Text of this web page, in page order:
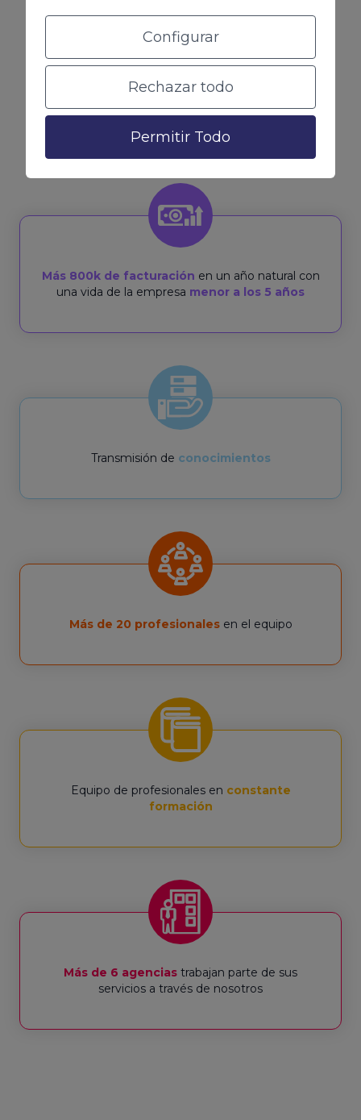
Configurar
Rechazar todo
Permitir Todo
¿Quiénes somos?
En Coco Solution hemos conseguido escalar el
negocio en menos de 5 años hasta más de 800K
de facturación anuales y queremos hacerte
escalar con nosotros
Más 800k de facturación en un año natural con
una vida de la empresa menor a los 5 años
Transmisión de conocimientos
Más de 20 profesionales en el equipo
Equipo de profesionales en constante
formación
Más de 6 agencias trabajan parte de sus
servicios a través de nosotros